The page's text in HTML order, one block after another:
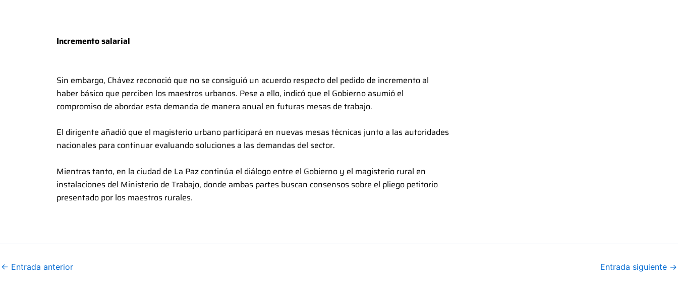
Incremento salarial
Sin embargo, Chávez reconoció que no se consiguió un acuerdo respecto del pedido de incremento al
haber básico que perciben los maestros urbanos. Pese a ello, indicó que el Gobierno asumió el
compromiso de abordar esta demanda de manera anual en futuras mesas de trabajo.
El dirigente añadió que el magisterio urbano participará en nuevas mesas técnicas junto a las autoridades
nacionales para continuar evaluando soluciones a las demandas del sector.
Mientras tanto, en la ciudad de La Paz continúa el diálogo entre el Gobierno y el magisterio rural en
instalaciones del Ministerio de Trabajo, donde ambas partes buscan consensos sobre el pliego petitorio
presentado por los maestros rurales.
← Entrada anterior Entrada siguiente →